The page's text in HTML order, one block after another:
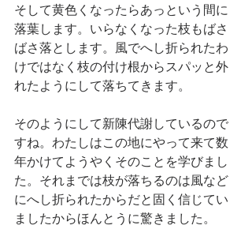
そして黄色くなったらあっという間に
落葉します。いらなくなった枝もばさ
ばさ落とします。風でへし折られたわ
けではなく枝の付け根からスパッと外
れたようにして落ちてきます。
そのようにして新陳代謝しているので
すね。わたしはこの地にやって来て数
年かけてようやくそのことを学びまし
た。それまでは枝が落ちるのは風など
にへし折られたからだと固く信じてい
ましたからほんとうに驚きました。